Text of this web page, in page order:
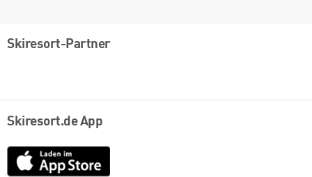
Skiresort-Partner
Skiresort.de App
App
Store